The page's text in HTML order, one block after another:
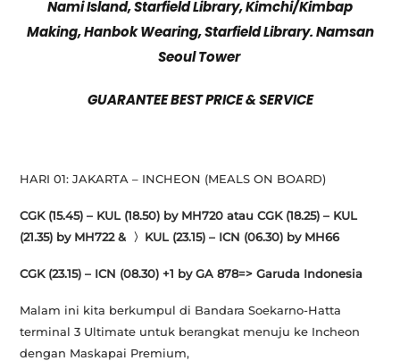
Nami Island, Starfield Library, Kimchi/Kimbap
Making, Hanbok Wearing, Starfield Library. Namsan
Seoul Tower
GUARANTEE BEST PRICE & SERVICE
HARI 01: JAKARTA – INCHEON (MEALS ON BOARD)
CGK (15.45) – KUL (18.50) by MH720 atau CGK (18.25) – KUL
(21.35) by MH722 & 〉 KUL (23.15) – ICN (06.30) by MH66
CGK (23.15) – ICN (08.30) +1 by GA 878=> Garuda Indonesia
Malam ini kita berkumpul di Bandara Soekarno-Hatta
terminal 3 Ultimate untuk berangkat menuju ke Incheon
dengan Maskapai Premium,